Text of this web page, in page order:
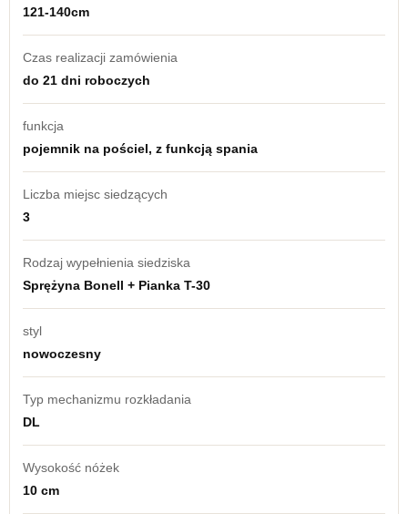
121-140cm
Czas realizacji zamówienia
do 21 dni roboczych
funkcja
pojemnik na pościel, z funkcją spania
Liczba miejsc siedzących
3
Rodzaj wypełnienia siedziska
Sprężyna Bonell + Pianka T-30
styl
nowoczesny
Typ mechanizmu rozkładania
DL
Wysokość nóżek
10 cm